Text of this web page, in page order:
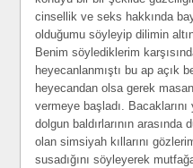
cinsellik ve seks hakkında
olduğumu söyleyip dilimin
Benim söylediklerim
heyecanlanmıştı bu ap açık
heyecandan olsa gerek
vermeye başladı.
dolgun baldırlarının
olan simsiyah kıllarını
susadığını söyleyerek